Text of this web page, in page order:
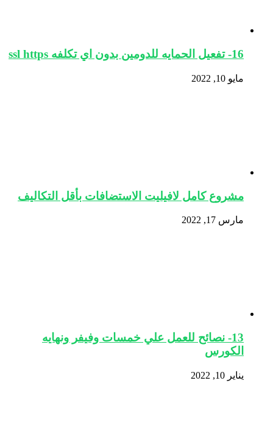
16- تفعيل الحمايه للدومين بدون اي تكلفه ssl https
مايو 10, 2022
مشروع كامل لافيليت الاستضافات بأقل التكاليف
مارس 17, 2022
13- نصائح للعمل علي خمسات وفيفر ونهايه
الكورس
يناير 10, 2022